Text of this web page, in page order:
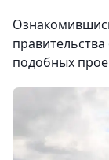
подобных